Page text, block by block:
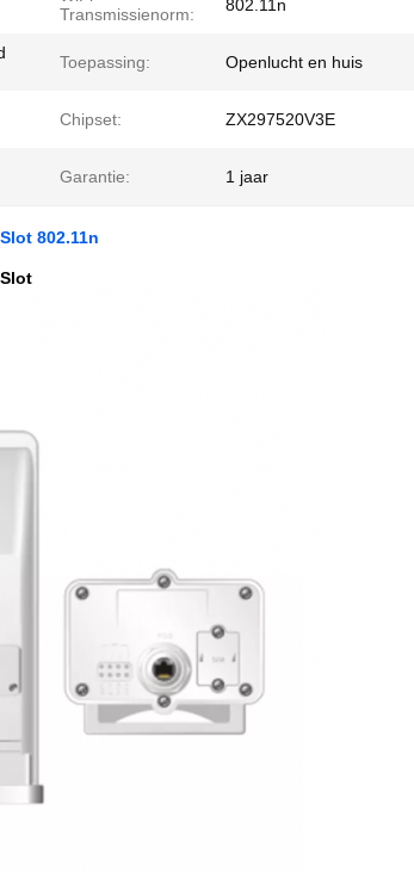
Transmissienorm:
802.11n
Toepassing: Openlucht en huis
Chipset: ZX297520V3E
Garantie: 1 jaar
802.11n